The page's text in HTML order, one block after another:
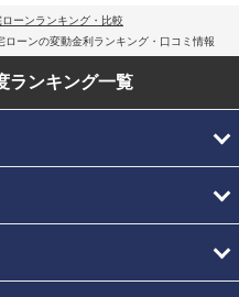
ーンランキング・比較
ローンの変動金利ランキング・口コミ情報
ランキング一覧